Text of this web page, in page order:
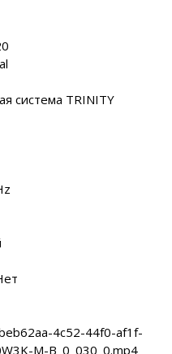
система TRINITY
4c52-44f0-af1f-
M-B_0_030_0.mp4